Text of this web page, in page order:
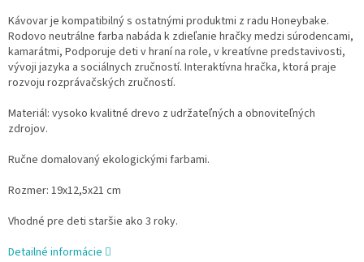
Kávovar je kompatibilný s ostatnými produktmi z radu Honeybake.
Rodovo neutrálne farba nabáda k zdieľanie hračky medzi súrodencami,
kamarátmi, Podporuje deti v hraní na role, v kreatívne predstavivosti,
vývoji jazyka a sociálnych zručností. Interaktívna hračka, ktorá praje
rozvoju rozprávačských zručností.
Materiál: vysoko kvalitné drevo z udržateľných a obnoviteľných
zdrojov.
Ručne domalovaný ekologickými farbami.
Rozmer: 19x12,5x21 cm
Vhodné pre deti staršie ako 3 roky.
Detailné informácie